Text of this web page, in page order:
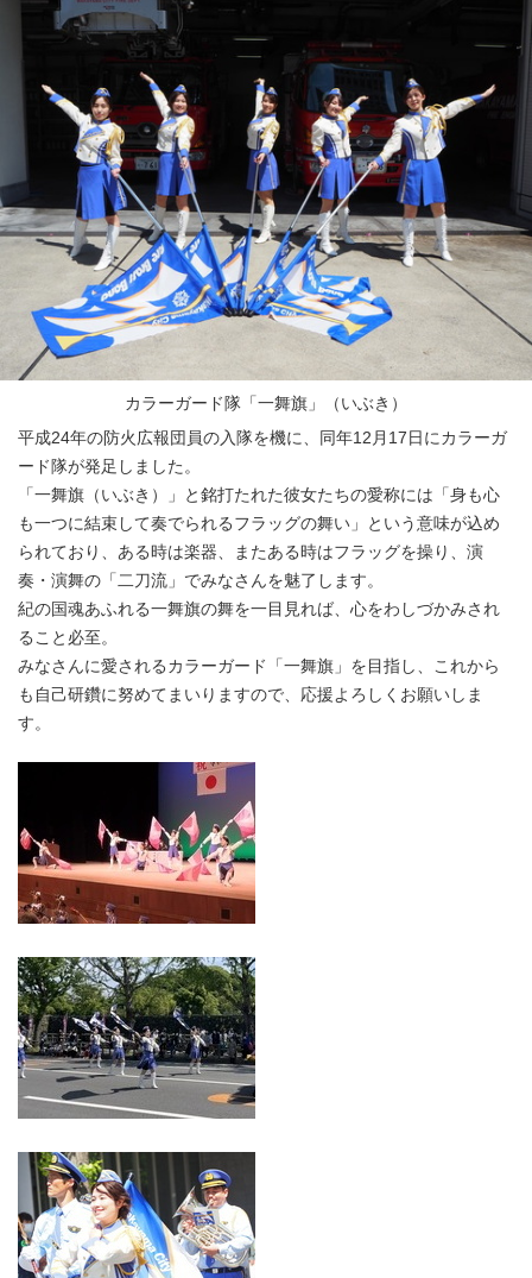
カラーガード隊「一舞旗」（いぶき）
平成24年の防火広報団員の入隊を機に、同年12月17日にカラーガ
ード隊が発足しました。
「一舞旗（いぶき）」と銘打たれた彼女たちの愛称には「身も心
も一つに結束して奏でられるフラッグの舞い」という意味が込め
られており、ある時は楽器、またある時はフラッグを操り、演
奏・演舞の「二刀流」でみなさんを魅了します。
紀の国魂あふれる一舞旗の舞を一目見れば、心をわしづかみされ
ること必至。
みなさんに愛されるカラーガード「一舞旗」を目指し、これから
も自己研鑽に努めてまいりますので、応援よろしくお願いしま
す。